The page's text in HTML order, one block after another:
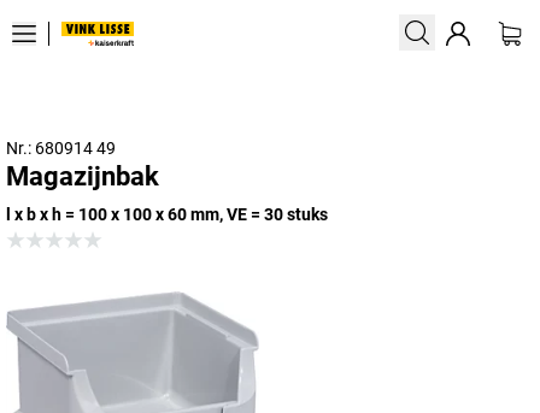
Nr.: 680914 49
Magazijnbak
l x b x h = 100 x 100 x 60 mm, VE = 30 stuks